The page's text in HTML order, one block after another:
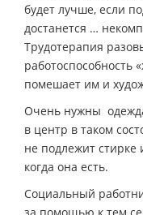
будет лучше, если
достанется …
Трудотерапия
работоспособность
помешает им и
Очень нужны
в центр в таком
не подлежит
когда она есть.
Социальный